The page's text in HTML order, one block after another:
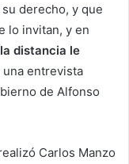
derecho, y que
lo invitan, y en
distancia le
una entrevista
de Alfonso
Carlos Manzo